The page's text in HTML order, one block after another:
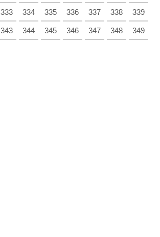
333 334 335 336 337 338 339
343 344 345 346 347 348 349